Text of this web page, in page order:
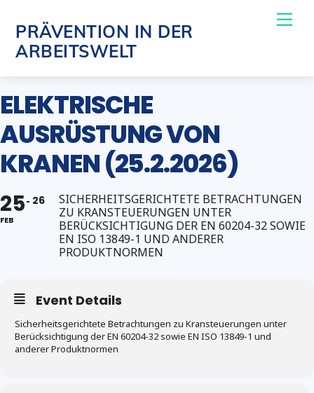
content
PRÄVENTION IN DER
ARBEITSWELT
ELEKTRISCHE
AUSRÜSTUNG VON
KRANEN (25.2.2026)
25
FEB
26
SICHERHEITSGERICHTETE BETRACHTUNGEN
ZU KRANSTEUERUNGEN UNTER
BERÜCKSICHTIGUNG DER EN 60204-32 SOWIE
EN ISO 13849-1 UND ANDERER
PRODUKTNORMEN
Event Details
Sicherheitsgerichtete Betrachtungen zu Kransteuerungen unter
Berücksichtigung der EN 60204-32 sowie EN ISO 13849-1 und
anderer Produktnormen